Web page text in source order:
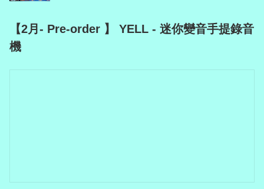
【2月- Pre-order 】 YELL - 迷你變音手提錄音
機